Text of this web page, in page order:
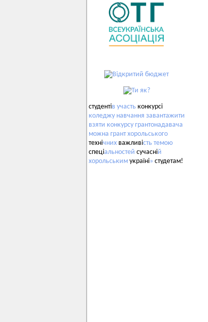
студентів участь конкурсі
коледжу навчання завантажити
взяти конкурсу грантонадавача
можна грант хорольського
технічних важливість темою
спеціальностей сучасній
хорольським україні» студетам!